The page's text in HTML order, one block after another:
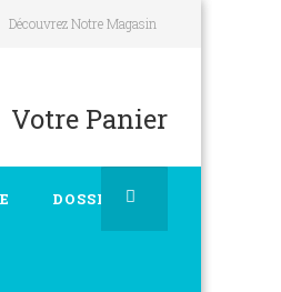
Découvrez Notre Magasin
Votre Panier
DOSSIERS